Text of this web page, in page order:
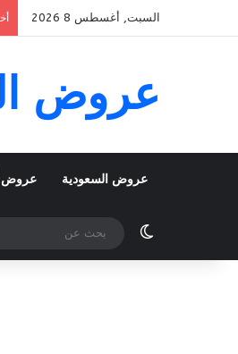
السبت, أغسطس 8 2026
عروض
عروض السعودية عروض
الوضع المظلم